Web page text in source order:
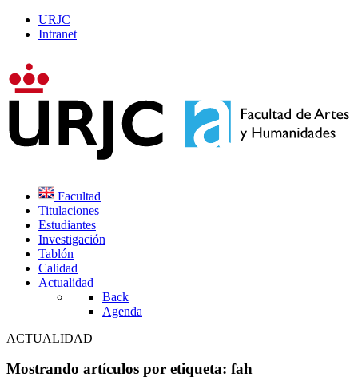
URJC
Intranet
Facultad
Titulaciones
Estudiantes
Investigación
Tablón
Calidad
Actualidad
Back
Agenda
ACTUALIDAD
Mostrando artículos por etiqueta: fah